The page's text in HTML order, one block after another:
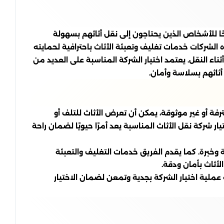
الذين يحتاجون إلى نقل أثاثهم بسهولة
خدمات تغليف وتعبئة الأثاث باحترافية لحمايته
النقل. يعتمد اختيار الشركة المناسبة على العديد من
بسلاسة وأمان.
أو غير موثوقة، يمكن أن تعرض الأثاث للتلف أو
شركة نقل الأثاث المناسبة يعد أمرًا حيويًا لضمان راحة
كما يقدم الفريق خدمات التغليف والتعبئة
بأمان ودقة.
اختيار الشركة بجدية وتمعن لضمان الاختيار